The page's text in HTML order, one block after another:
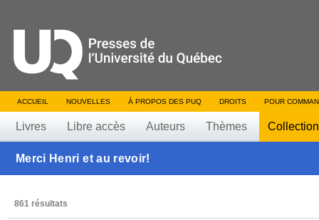
ACCUEIL NOUVELLES À PROPOS DES PUQ DROITS POUR
Livres Libre accès Auteurs Thèmes
Merci Henri et au revoir!
861 résultats